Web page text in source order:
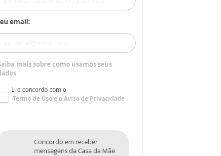
email:
mais sobre como usamos seus
Li e concordo com o
Termo de Usoe oAviso de Privacidade
Concordo em receber
mensagens da Casa da Mãe